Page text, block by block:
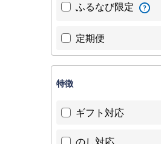
ふるなび限定
定期便
特徴
ギフト対応
のし対応